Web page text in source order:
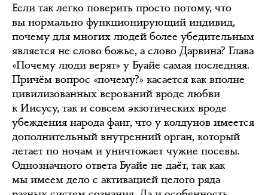
Если так легко поверить просто потому, что
вы нормально функционирующий индивид,
почему для многих людей более убедительным
является не слово божье, а слово Дарвина? Глава
«Почему люди верят» у Буайе самая последняя.
Причём вопрос «почему?» касается как вполне
цивилизованных верований вроде любви
к Иисусу, так и совсем экзотических вроде
убеждения народа фанг, что у колдунов имеется
дополнительный внутренний орган, который
летает по ночам и уничтожает чужие посевы.
Однозначного ответа Буайе не даёт, так как
мы имеем дело с активацией целого ряда